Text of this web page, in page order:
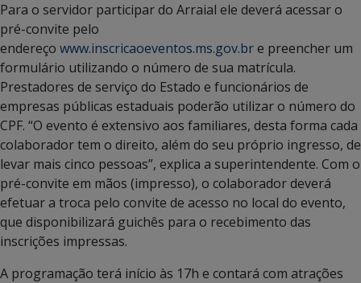
Para o servidor participar do Arraial ele deverá acessar o
pré-convite pelo
endereço www.inscricaoeventos.ms.gov.bre preencher um
formulário utilizando o número de sua matrícula.
Prestadores de serviço do Estado e funcionários de
empresas públicas estaduais poderão utilizar o número do
CPF. “O evento é extensivo aos familiares, desta forma cada
colaborador tem o direito, além do seu próprio ingresso, de
levar mais cinco pessoas”, explica a superintendente. Com o
pré-convite em mãos (impresso), o colaborador deverá
efetuar a troca pelo convite de acesso no local do evento,
que disponibilizará guichês para o recebimento das
inscrições impressas.
A programação terá início às 17h e contará com atrações